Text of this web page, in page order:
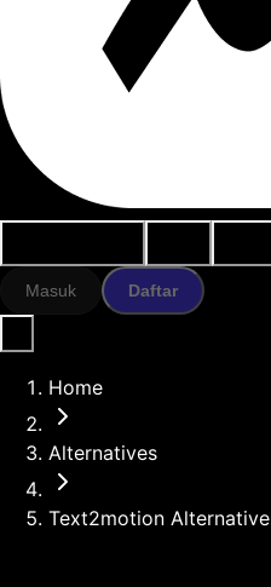
Masuk Daftar
Home
Alternatives
Text2motion Alternative